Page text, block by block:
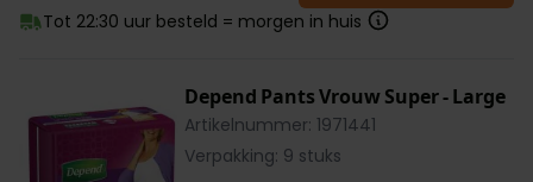
Tot 22:30 uur besteld = morgen in huis
Depend Pants Vrouw Super - Large
Artikelnummer: 1971441
Verpakking: 9 stuks